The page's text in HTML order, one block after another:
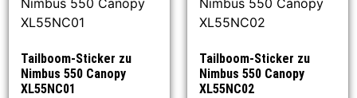
Tailboom-Sticker zu
Nimbus 550 Canopy
XL55NC01
Tailboom-Sticker zu
Nimbus 550 Canopy
XL55NC02